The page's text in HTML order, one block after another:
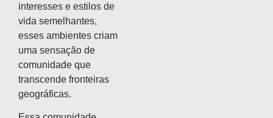
interesses e estilos de
vida semelhantes,
esses ambientes criam
uma sensação de
comunidade que
transcende fronteiras
geográficas.